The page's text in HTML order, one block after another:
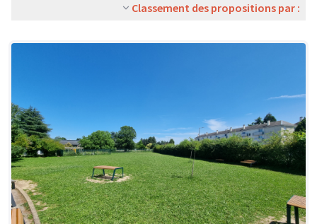
Classement des propositions par :